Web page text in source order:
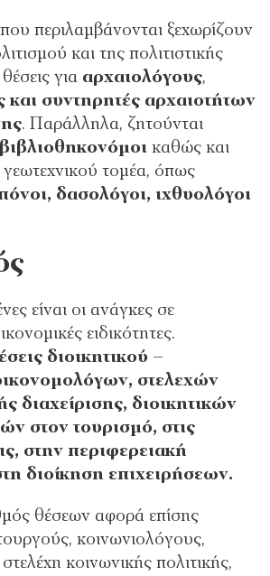
που περιλαμβάνονται ξεχωρίζουν
και της πολιτιστικής
για αρχαιολόγους,
και συντηρητές αρχαιοτήτων
. Παράλληλα, ζητούνται
βιβλιοθηκονόμοι καθώς και
γεωτεχνικού τομέα, όπως
δασολόγοι, ιχθυολόγοι
είναι οι ανάγκες σε
ειδικότητες.
διοικητικού –
στελεχών
διαχείρισης, διοικητικών
στον τουρισμό, στις
στην περιφερειακή
διοίκηση επιχειρήσεων.
θέσεων αφορά επίσης
κοινωνιολόγους,
κοινωνικής πολιτικής,